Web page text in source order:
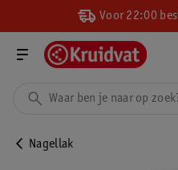
Voor 22:00
Nagellak